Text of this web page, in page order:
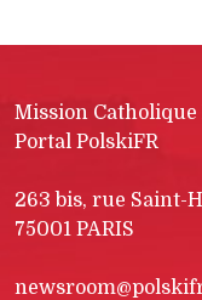
Mission Catholique
Portal PolskiFR
263 bis, rue Saint-
75001 PARIS